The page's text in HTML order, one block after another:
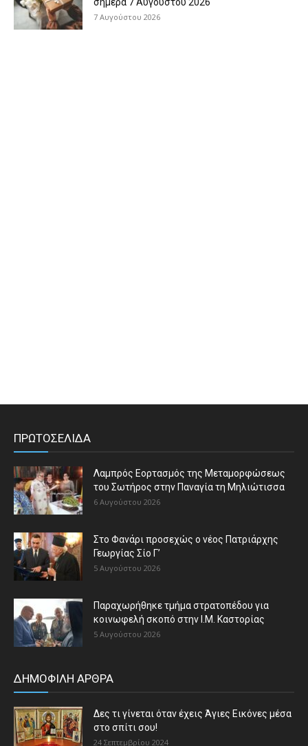
7 Αυγούστου 2026
ΠΡΩΤΟΣΕΛΙΔΑ
Λαμπρός Εορτασμός της Μεταμορφώσεως
του Σωτήρος στην Παναγία τη Μηλιώτισσα
6 Αυγούστου 2026
Στο Φανάρι προσεχώς ο νέος Πατριάρχης
Γεωργίας Σίο Γ’
5 Αυγούστου 2026
Παραχωρήθηκε τμήμα στρατοπέδου για
κοινωφελή σκοπό στην Ι.Μ. Καστορίας
5 Αυγούστου 2026
ΔΗΜΟΦΙΛΗ ΑΡΘΡΑ
Δες τι γίνεται όταν έχεις Άγιες Εικόνες μέσα
στο σπίτι σου!
24 Σεπτεμβρίου 2024